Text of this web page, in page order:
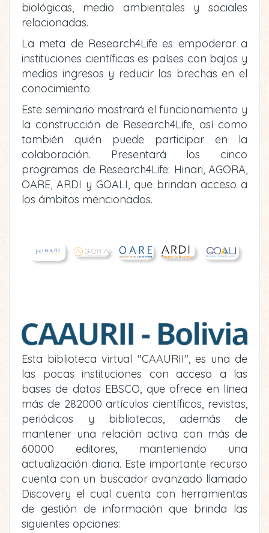
biológicas, medio ambientales y sociales
relacionadas.
La meta de Research4Life es empoderar a
instituciones científicas es países con bajos y
medios ingresos y reducir las brechas en el
conocimiento.
Este seminario mostrará el funcionamiento y
la construcción de Research4Life, así como
también quién puede participar en la
colaboración. Presentará los cinco
programas de Research4Life: Hinari, AGORA,
OARE, ARDI y GOALI, que brindan acceso a
los ámbitos mencionados.
Esta biblioteca virtual "CAAURII", es una de
las pocas instituciones con acceso a las
bases de datos EBSCO, que ofrece en línea
más de 282000 artículos científicos, revistas,
periódicos y bibliotecas, además de
mantener una relación activa con más de
60000 editores, manteniendo una
actualización diaria. Este importante recurso
cuenta con un buscador avanzado llamado
Discovery el cual cuenta con herramientas
de gestión de información que brinda las
siguientes opciones: